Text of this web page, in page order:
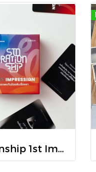
Storationship 1st Impression การ์ดที่จะพาคุณเจาะลึกถึงความประทับใจแรกที่เรามีต่อกัน / BASE PLAYHOUSE